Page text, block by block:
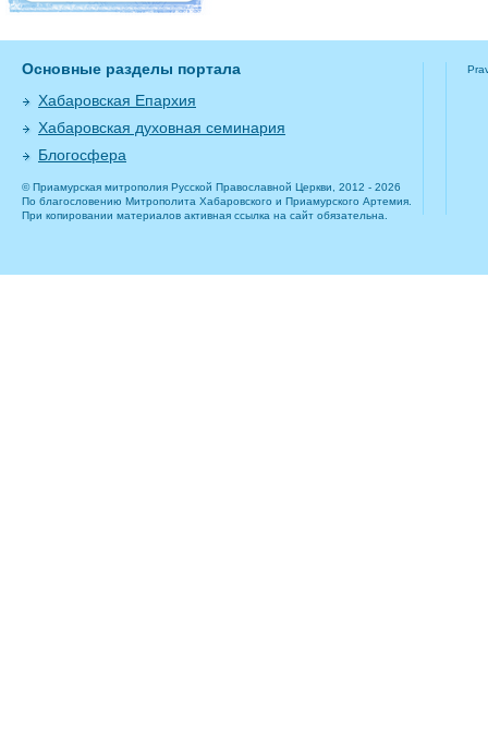
Основные разделы портала
Хабаровская Епархия
Хабаровская духовная семинария
Блогосфера
© Приамурская митрополия Русской Православной Церкви, 2012 - 2026
По благословению Митрополита Хабаровского и Приамурского Артемия.
При копировании материалов активная ссылка на сайт обязательна.